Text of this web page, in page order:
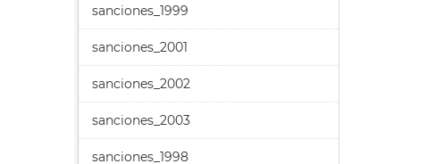
sanciones_1999
sanciones_2001
sanciones_2002
sanciones_2003
sanciones_1998